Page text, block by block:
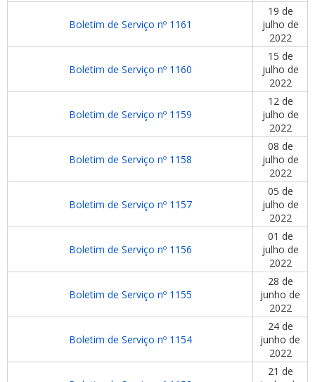
Boletim de Serviço nº 1161
19 de
julho de
2022
Boletim de Serviço nº 1160
15 de
julho de
2022
Boletim de Serviço nº 1159
12 de
julho de
2022
Boletim de Serviço nº 1158
08 de
julho de
2022
Boletim de Serviço nº 1157
05 de
julho de
2022
Boletim de Serviço nº 1156
01 de
julho de
2022
Boletim de Serviço nº 1155
28 de
junho de
2022
Boletim de Serviço nº 1154
24 de
junho de
2022
21 de